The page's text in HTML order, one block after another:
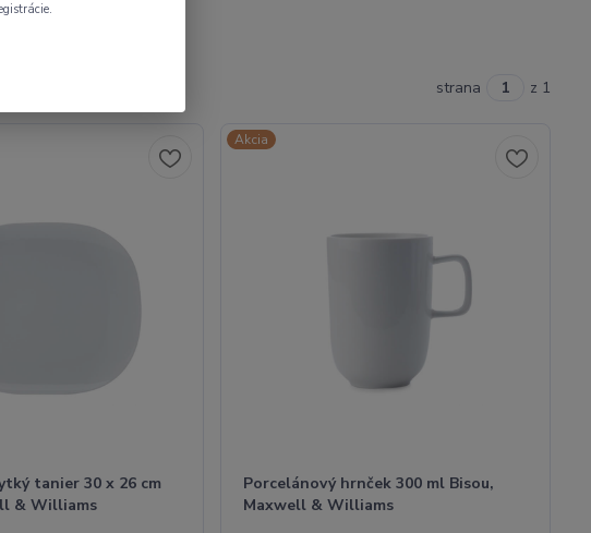
strana z 1
tanier 30 x 26 cm
& Williams
Akcia
Porcelánový hrnček 300 ml Bisou,
Maxwell & Williams